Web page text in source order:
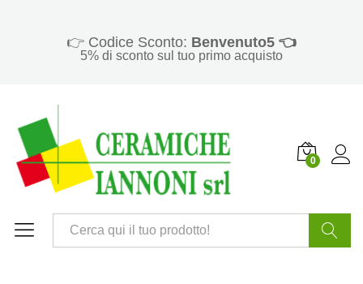
👉 Codice Sconto: Benvenuto5 👈
5% di sconto sul tuo primo acquisto
0